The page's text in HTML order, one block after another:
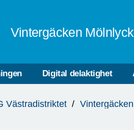
Vintergäcken
Digital delaktighet
Västradistriktet